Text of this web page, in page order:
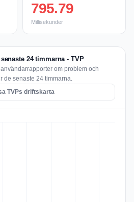
795.79
Millisekunder
24 timmarna - TVP
om problem och
de senaste 24 timmarna.
TVPs driftskarta